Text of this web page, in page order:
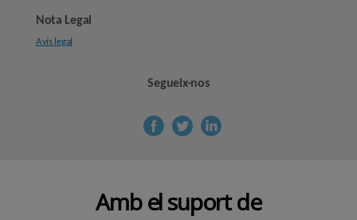
Nota Legal
Avís legal
Segueix-nos
Amb el suport de